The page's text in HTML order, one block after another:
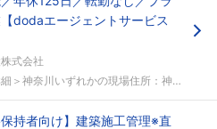
dodaエージェントサービス
式会社
神奈川いずれかの現場住所：神奈川県 ...
保持者向け】建築施工管理※直